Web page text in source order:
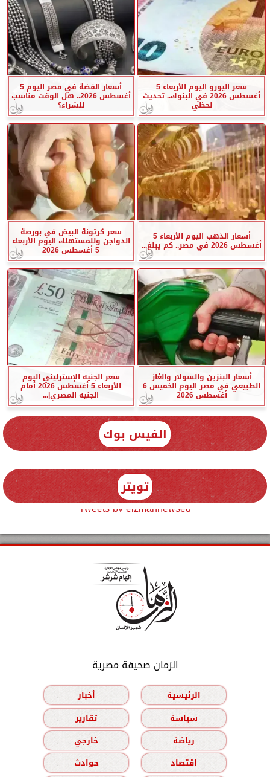
سعر اليورو اليوم الأربعاء 5
أغسطس 2026 في البنوك.. تحديث
لحظي
أسعار الفضة في مصر اليوم 5
أغسطس 2026.. هل الوقت مناسب
للشراء؟
أسعار الذهب اليوم الأربعاء 5
أغسطس 2026 في مصر.. كم يبلغ...
سعر كرتونة البيض في بورصة
الدواجن وللمستهلك اليوم الأربعاء
5 أغسطس 2026
أسعار البنزين والسولار والغاز
الطبيعي في مصر اليوم الخميس 6
أغسطس 2026
سعر الجنيه الإسترليني اليوم
الأربعاء 5 أغسطس 2026 أمام
الجنيه المصري|...
الفيس بوك
تويتر
Tweets by elzmannewseg
الزمان صحيفة مصرية
الرئيسية
أخبار
سياسة
تقارير
رياضة
خارجي
اقتصاد
حوادث